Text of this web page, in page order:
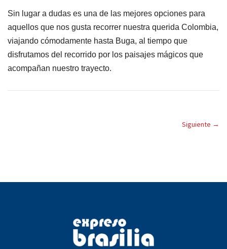
Sin lugar a dudas es una de las mejores opciones para
aquellos que nos gusta recorrer nuestra querida Colombia,
viajando cómodamente hasta Buga, al tiempo que
disfrutamos del recorrido por los paisajes mágicos que
acompañan nuestro trayecto.
Siguiente →